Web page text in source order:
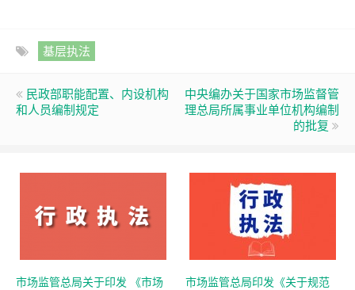
基层执法
民政部职能配置、内设机构
和人员编制规定
中央编办关于国家市场监督管
理总局所属事业单位机构编制
的批复
市场监管总局关于印发 《市场
市场监管总局印发《关于规范